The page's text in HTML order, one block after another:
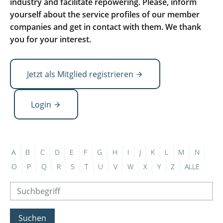
yourself about the service profiles of our member
companies and get in contact with them. We thank
you for your interest.
Jetzt als Mitglied registrieren
Login
A B C D E F G H I J K L M
N
O
P Q R S T U V W X Y Z ALLE
Suchen